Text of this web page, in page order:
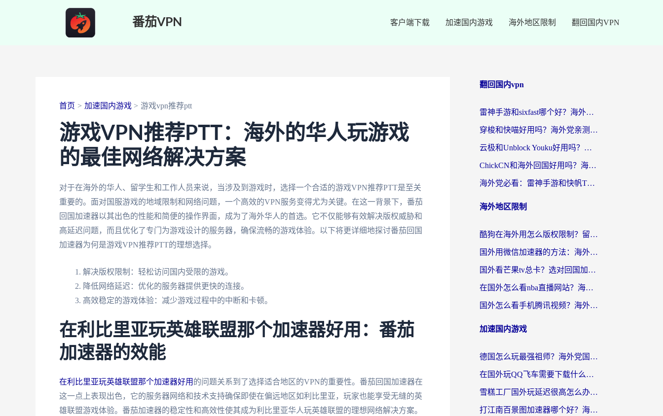
番茄VPN 客户端下载 加速国内游戏 海外地区限制 翻回国内VPN
首页 加速国内游戏 游戏vpn推荐ptt
游戏VPN推荐PTT：海外的华人玩游戏
的最佳网络解决方案
对于在海外的华人、留学生和工作人员来说，当涉及到游戏时，选择一个合适的游戏VPN推荐PTT是至关
重要的。面对国服游戏的地域限制和网络问题，一个高效的VPN服务变得尤为关键。在这一背景下，番茄
回国加速器以其出色的性能和简便的操作界面，成为了海外华人的首选。它不仅能够有效解决版权威胁和
高延迟问题，而且优化了专门为游戏设计的服务器，确保流畅的游戏体验。以下将更详细地探讨番茄回国
加速器为何是游戏VPN推荐PTT的理想选择。
解决版权限制：轻松访问国内受限的游戏。
降低网络延迟：优化的服务器提供更快的连接。
高效稳定的游戏体验：减少游戏过程中的中断和卡顿。
在利比里亚玩英雄联盟那个加速器好用：番茄
加速器的效能
在利比里亚玩英雄联盟那个加速器好用 的问题关系到了选择适合地区的VPN的重要性。番茄回国加速器在
这一点上表现出色，它的服务器网络和技术支持确保即使在偏远地区如利比里亚，玩家也能享受无缝的英
雄联盟游戏体验。番茄加速器的稳定性和高效性使其成为利比里亚华人玩英雄联盟的理想网络解决方案。
翻回国内vpn
雷神手游和sixfast哪个好？海外党亲测3款回国加速器，教你选对不踩坑
穿梭和快喵好用吗？海外党亲测：小众加速器对比+番茄加速器深度体验
云极和Unblock Youku好用吗？海外党亲测+2026回国加速器避坑指南
ChickCN和海外回国好用吗？海外党2026亲测：从手游到影音，选对加速器的3个关键
海外党必看：雷神手游和快帆TV版好用吗？3步选对回国加速器不踩坑
海外地区限制
酷狗在海外用怎么版权限制？留学生亲测：3步解决听国内音乐难题
国外用微信加速器的方法：海外党无缝连接国内生活的实用指南
国外看芒果tv总卡？选对回国加速器，轻松追《浪姐》不费劲
在国外怎么看nba直播网站？海外党专属体育观赛指南，告别地区限制！
国外怎么看手机腾讯视频？海外党亲测有效的追剧加速器选择指南
加速国内游戏
德国怎么玩最强祖师？海外党国服游戏加速器选择全攻略（附宝可梦Online实测）
在国外玩QQ飞车需要下载什么加速器呢？海外党亲测有效的国服游戏加速指南
雪糕工厂国外玩延迟很高怎么办？海外玩家国服游戏加速终极攻略（附实测推荐）
打江南百景图加速器哪个好？海外党踩坑N次后，终于找到不卡的秘诀